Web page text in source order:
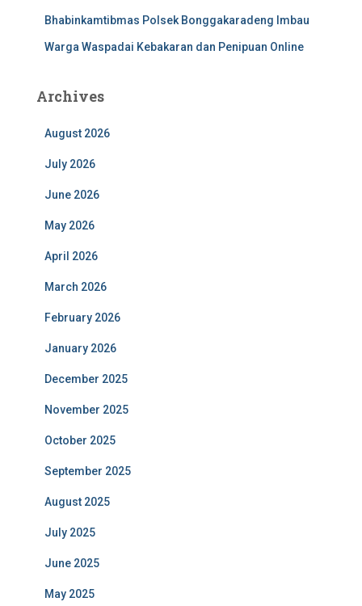
Bhabinkamtibmas Polsek Bonggakaradeng Imbau
Warga Waspadai Kebakaran dan Penipuan Online
Archives
August 2026
July 2026
June 2026
May 2026
April 2026
March 2026
February 2026
January 2026
December 2025
November 2025
October 2025
September 2025
August 2025
July 2025
June 2025
May 2025